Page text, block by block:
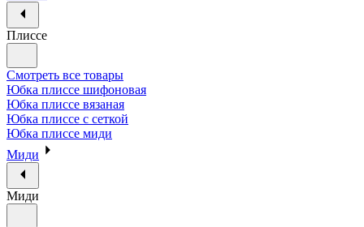
Плиссе
Смотреть все товары
Юбка плиссе шифоновая
Юбка плиссе вязаная
Юбка плиссе с сеткой
Юбка плиссе миди
Миди
Миди